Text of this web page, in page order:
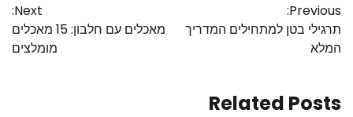
Previous:
תרגילי בטן למתחילים המדריך
המלא
Next:
מאכלים עם חלבון: 15 מאכלים
מומלצים
Related Posts